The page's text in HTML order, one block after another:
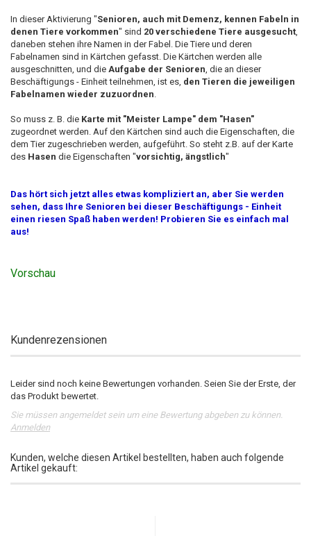
In dieser Aktivierung "Senioren, auch mit Demenz, kennen Fabeln in
denen Tiere vorkommen" sind 20 verschiedene Tiere ausgesucht
daneben stehen ihre Namen in der Fabel. Die Tiere und deren
Fabelnamen sind in Kärtchen gefasst. Die Kärtchen werden alle
ausgeschnitten, und die Aufgabe der Senioren , die an dieser
Beschäftigungs - Einheit teilnehmen, ist es, den Tieren die jeweiligen
Fabelnamen wieder zuzuordnen
So muss z. B. die Karte mit "Meister Lampe" dem "Hasen"
zugeordnet werden. Auf den Kärtchen sind auch die Eigenschaften, die
dem Tier zugeschrieben werden, aufgeführt. So steht z.B. auf der Karte
des Hasen die Eigenschaften "vorsichtig, ängstlich"
Das hört sich jetzt alles etwas kompliziert an, aber Sie werden
sehen, dass Ihre Senioren bei dieser Beschäftigungs - Einheit
einen riesen Spaß haben werden! Probieren Sie es einfach mal
aus!
Vorschau
Kundenrezensionen
Leider sind noch keine Bewertungen vorhanden. Seien Sie der Erste, der
das Produkt bewertet.
Sie müssen angemeldet sein um eine Bewertung abgeben zu können.
Anmelden
Kunden, welche diesen Artikel bestellten, haben auch folgende
Artikel gekauft: